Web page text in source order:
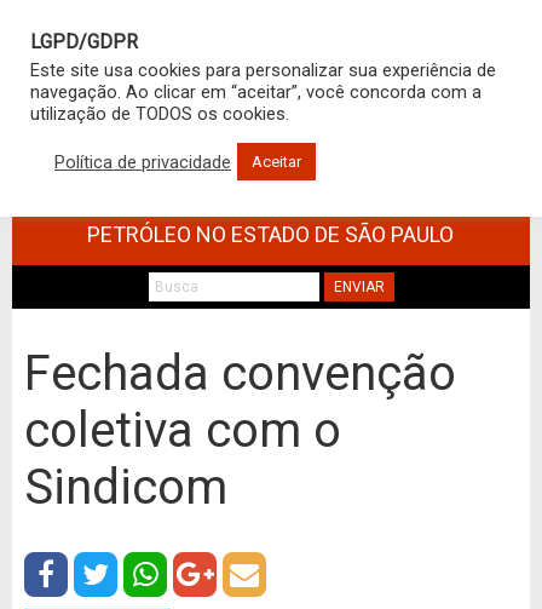
SINDICATO DOS TRABALHADORES NO
PETRÓLEO NO ESTADO DE SÃO PAULO
ENVIAR
Fechada convenção
coletiva com o
Sindicom
LGPD/GDPR
Este site usa cookies para personalizar sua experiência de
navegação. Ao clicar em “aceitar”, você concorda com a
utilização de TODOS os cookies.
Política de privacidade Aceitar